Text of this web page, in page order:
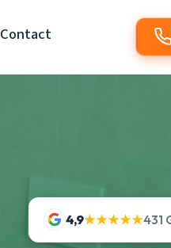
Contact
4,9★★★★★431